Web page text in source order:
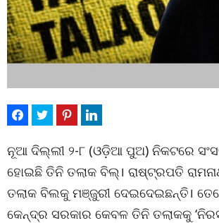
ନୂଆ ଦିଲ୍ଲୀ ୨-୮ (ଓଡ଼ିଆ ପୁଅ) ନିକଟରେ
ହୋଇଛି ତିନି ତଲାକ ବିଲ୍। ରାଷ୍ଟ୍ରପତି
ତଲାକ ବିଲକୁ ମଞ୍ଜୁରୀ ଦେଇଦେଇଛନ୍ତି।
କେନ୍ଦ୍ର ସରକାର କେବଳ ତିନି ତଲାକକୁ